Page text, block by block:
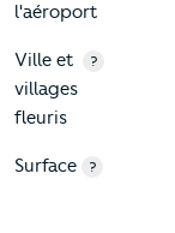
l'aéroport
Ville et
villages
fleuris
?
Surface ?